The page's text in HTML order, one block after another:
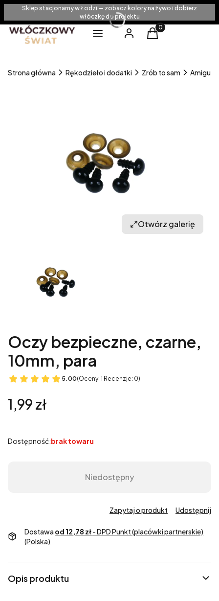
Sklep stacjonarny w Łodzi — zobacz kolory na żywo i dobierz
włóczkę do projektu
Menu
Zaloguj sięProdukty w
Koszyk
Strona główna Rękodzieło i dodatki Zrób to sam
Otwórz galerię
Oczy bezpieczne, czarne,
10mm, para
5.00(Oceny: 1 Recenzje: 0)
Cena
1,99 zł
Dostępność:brak towaru
Niedostępny
Zapytaj o produkt Udostępnij
Dostawa od 12,78 zł- DPD Punkt (placówki partnerskie)
(Polska)
Opis produktu